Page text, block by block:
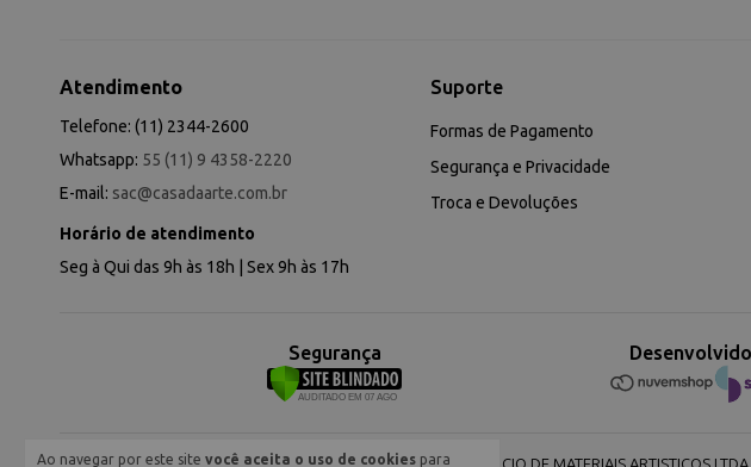
Ao navegar por este site você aceita o uso de cookies para
Atendimento
Telefone: (11) 2344-2600
Whatsapp: 55 (11) 9 4358-2220
E-mail: sac@casadaarte.com.br
Horário de atendimento
Seg à Qui das 9h às 18h | Sex 9h às 17h
Suporte
Formas de Pagamento
Segurança e Privacidade
Troca e Devoluções
Segurança